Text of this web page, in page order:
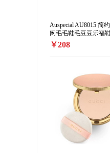
Auspecial AU8015 简
闲毛毛鞋毛豆豆乐福
地区加收10元/双）
￥208